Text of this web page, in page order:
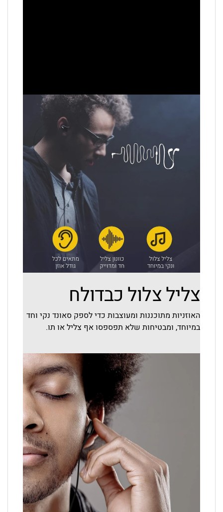
צליל צלול כבדולח
האוזניות מתוכננות ומעוצבות כדי לספק סאונד נקי וחד
במיוחד, ומבטיחות שלא תפספסו אף צליל או תו.